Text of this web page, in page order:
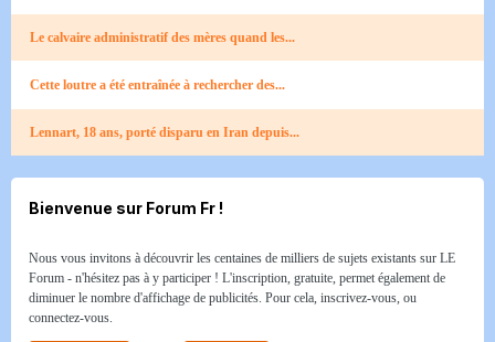
Le calvaire administratif des mères quand les...
Cette loutre a été entraînée à rechercher des...
Lennart, 18 ans, porté disparu en Iran depuis...
Bienvenue sur Forum Fr !
Nous vous invitons à découvrir les centaines de milliers de sujets existants sur LE
Forum - n'hésitez pas à y participer ! L'inscription, gratuite, permet également de
diminuer le nombre d'affichage de publicités. Pour cela, inscrivez-vous, ou
connectez-vous.